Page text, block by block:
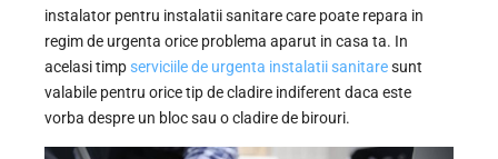
instalator pentru instalatii sanitare care poate repara in
regim de urgenta orice problema aparut in casa ta. In
acelasi timp serviciile de urgenta instalatii sanitaresunt
valabile pentru orice tip de cladire indiferent daca este
vorba despre un bloc sau o cladire de birouri.